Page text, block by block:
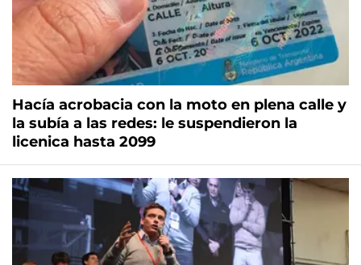
Hacía acrobacia con la moto en plena calle y
la subía a las redes: le suspendieron la
licenica hasta 2099